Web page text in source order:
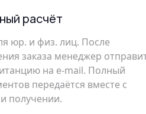
расчёт
юр. и физ. лиц. После
заказа менеджер
на e-mail. Полный
передаётся вместе с
получении.